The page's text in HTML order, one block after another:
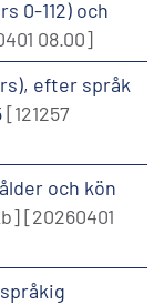
0-112) och
08.00]
efter språk
[121257
och kön
[20260401